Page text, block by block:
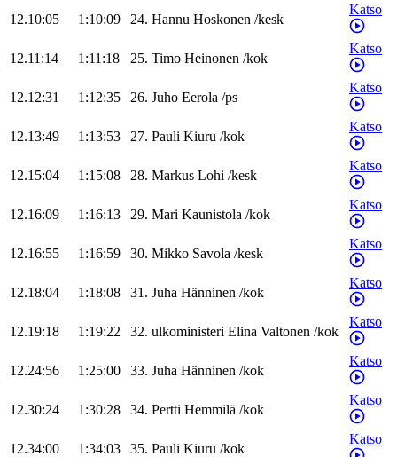
12.10:05 1:10:09 24. Hannu Hoskonen /kesk
Katso
12.11:14 1:11:18 25. Timo Heinonen /kok
Katso
12.12:31 1:12:35 26. Juho Eerola /ps
Katso
12.13:49 1:13:53 27. Pauli Kiuru /kok
Katso
12.15:04 1:15:08 28. Markus Lohi /kesk
Katso
12.16:09 1:16:13 29. Mari Kaunistola /kok
Katso
12.16:55 1:16:59 30. Mikko Savola /kesk
Katso
12.18:04 1:18:08 31. Juha Hänninen /kok
Katso
12.19:18 1:19:22 32. ulkoministeri Elina Valtonen /kok
Katso
12.24:56 1:25:00 33. Juha Hänninen /kok
Katso
12.30:24 1:30:28 34. Pertti Hemmilä /kok
Katso
12.34:00 1:34:03 35. Pauli Kiuru /kok
Katso